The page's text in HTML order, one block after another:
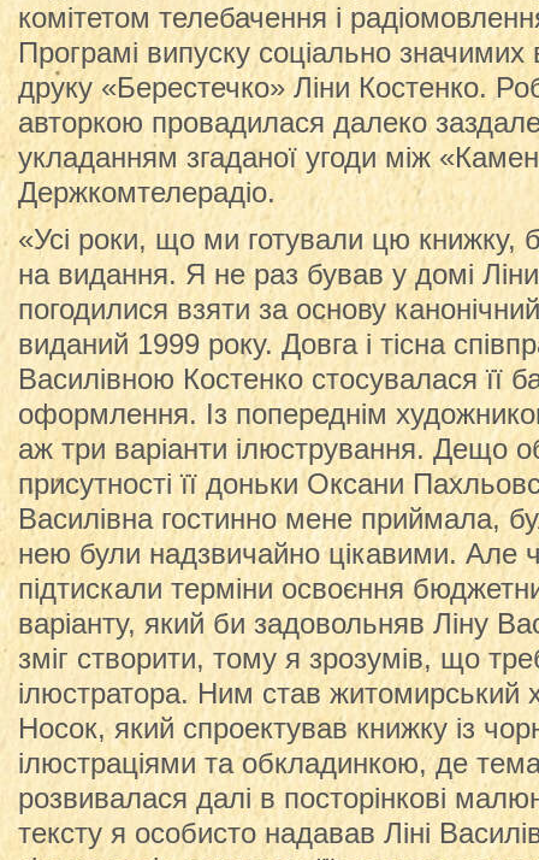
комітетом телебачення і
Програмі випуску соціально значимих
друку «Берестечко» Ліни Костенко.
авторкою провадилася далеко
укладанням згаданої угоди між
Держкомтелерадіо.
«Усі роки, що ми готували цю книжку,
на видання. Я не раз бував у домі
погодилися взяти за основу
виданий 1999 року. Довга і тісна
Василівною Костенко стосувалася її
оформлення. Із попереднім
аж три варіанти ілюстрування. Дещо
присутності її доньки Оксани
Василівна гостинно мене приймала,
нею були надзвичайно цікавими. Але
підтискали терміни освоєння
варіанту, який би задовольняв Ліну
зміг створити, тому я зрозумів, що
ілюстратора. Ним став житомирський
Носок, який спроектував книжку із
ілюстраціями та обкладинкою, де
розвивалася далі в посторінкові
тексту я особисто надавав Ліні